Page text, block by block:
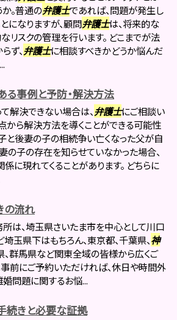
。普通の弁護士であれば、問題が発生し
になりますが、顧問弁護士は、将来的な
リスクの管理を行います。 どこまでが法
ず、 弁護士に相談すべきかどうか悩んだ
る事例と予防・解決方法
解決できない場合は、 弁護士にご相談い
から解決方法を導くことができる可能性
と後妻の子の相続争い亡くなった父が自
の子の存在を知らせていなかった場合、
に現れてくることがあります。 どちらに
の流れ
は、埼玉県さいたま市を中心として川口
玉県下はもちろん、東京都、千葉県、神
、群馬県など関東全域の皆様から広くご
事前にご予約いただければ、休日や時間外
婚問題に関するお悩...
続きと必要な証拠